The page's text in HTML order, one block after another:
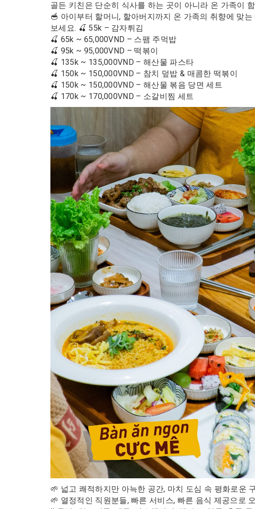
골든 키친은 단순히 식사를 하는 곳이 아니라 온 가족이
🥣 아이부터 할머니, 할아버지까지 온 가족의 취향에 맞
보세요. 🍒 55k – 감자튀김
🍒 65k ~ 65,000VND – 스팸 주먹밥
🍒 95k ~ 95,000VND – 떡볶이
🍒 135k ~ 135,000VND – 해산물 파스타
🍒 150k ~ 150,000VND – 참치 덮밥 & 매콤한 떡볶이
🍒 150k ~ 150,000VND – 해산물 볶음 당면 세트
🍒 170k ~ 170,000VND – 소갈비찜 세트
🌱 넓고 쾌적하지만 아늑한 공간, 마치 도심 속 평화로운
🌱 열정적인 직원분들, 빠른 서비스, 빠른 음식 제공으로